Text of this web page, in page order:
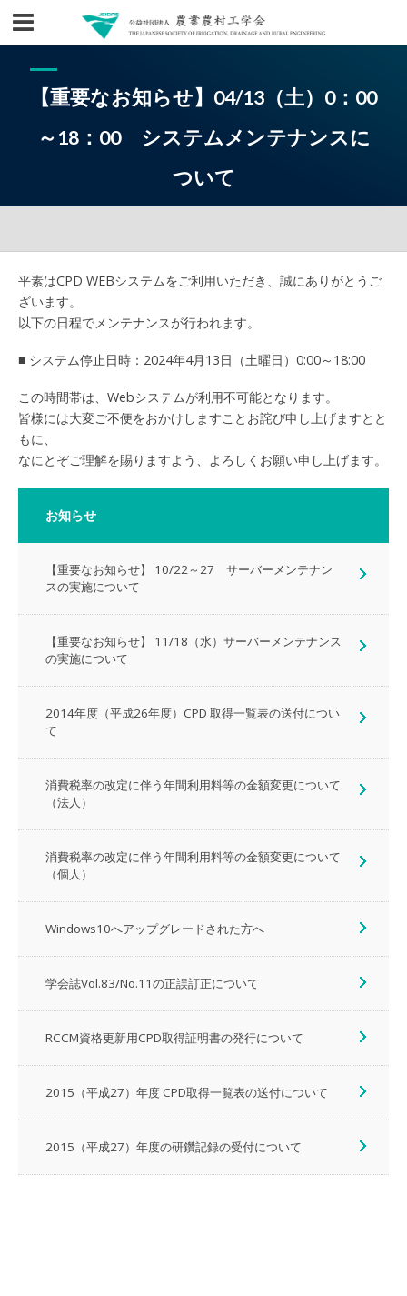
【重要なお知らせ】04/13（土）0：00
～18：00 システムメンテナンスに
ついて
平素はCPD WEBシステムをご利用いただき、誠にありがとうご
ざいます。
以下の日程でメンテナンスが行われます。
■ システム停止日時：2024年4月13日（土曜日）0:00～18:00
この時間帯は、Webシステムが利用不可能となります。
皆様には大変ご不便をおかけしますことお詫び申し上げますとと
もに、
なにとぞご理解を賜りますよう、よろしくお願い申し上げます。
お知らせ
【重要なお知らせ】 10/22～27 サーバーメンテナン
スの実施について
【重要なお知らせ】 11/18（水）サーバーメンテナンス
の実施について
2014年度（平成26年度）CPD 取得一覧表の送付につい
て
消費税率の改定に伴う年間利用料等の金額変更について
（法人）
消費税率の改定に伴う年間利用料等の金額変更について
（個人）
Windows10へアップグレードされた方へ
学会誌Vol.83/No.11の正誤訂正について
RCCM資格更新用CPD取得証明書の発行について
2015（平成27）年度 CPD取得一覧表の送付について
2015（平成27）年度の研鑽記録の受付について